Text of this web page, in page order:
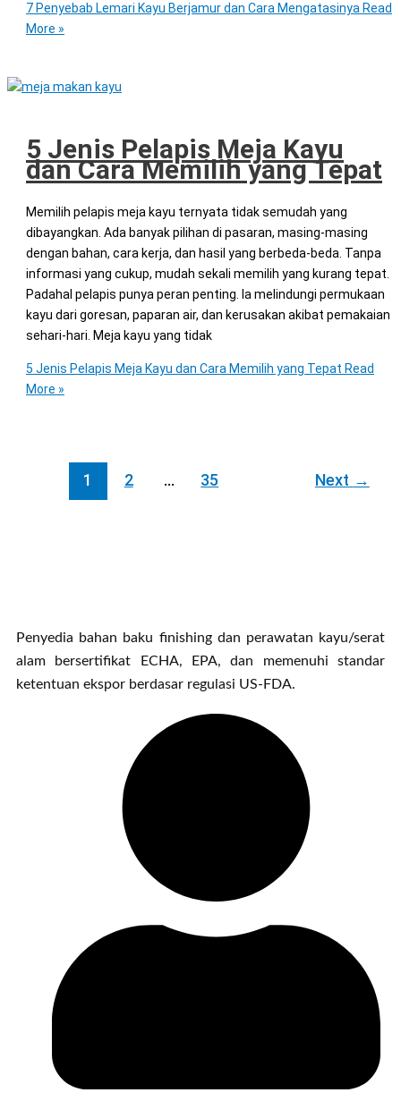
7 Penyebab Lemari Kayu Berjamur dan Cara Mengatasinya Read
More »
5 Jenis Pelapis Meja Kayu
dan Cara Memilih yang Tepat
Memilih pelapis meja kayu ternyata tidak semudah yang
dibayangkan. Ada banyak pilihan di pasaran, masing-masing
dengan bahan, cara kerja, dan hasil yang berbeda-beda. Tanpa
informasi yang cukup, mudah sekali memilih yang kurang tepat.
Padahal pelapis punya peran penting. Ia melindungi permukaan
kayu dari goresan, paparan air, dan kerusakan akibat pemakaian
sehari-hari. Meja kayu yang tidak
5 Jenis Pelapis Meja Kayu dan Cara Memilih yang Tepat Read
More »
1 2 … 35 Next →
Penyedia bahan baku finishing dan perawatan kayu/serat
alam bersertifikat ECHA, EPA, dan memenuhi standar
ketentuan ekspor berdasar regulasi US-FDA.